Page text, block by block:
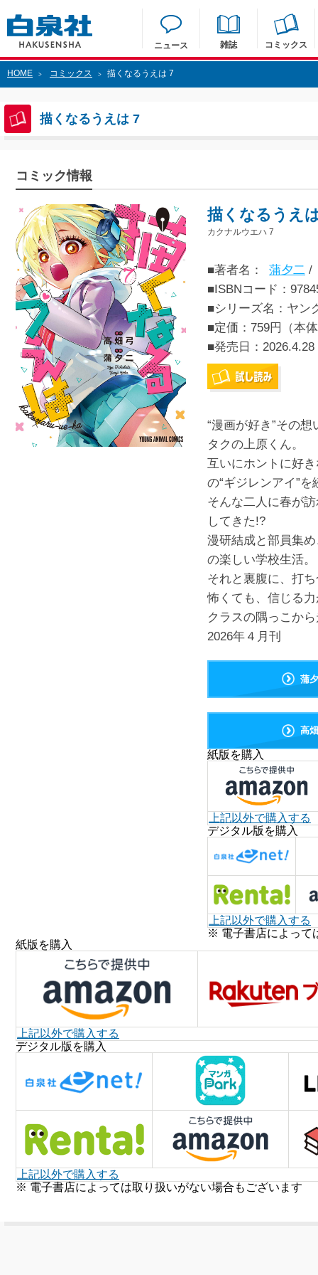
ニュース 雑誌 コミックス
HOME > コミックス > 描くなるうえは 7
描くなるうえは 7
コミック情報
描くなるうえ
カクナルウエハ 7
■著者名： 蒲夕二 /
■ISBNコード：
■シリーズ名：ヤン
■定価：759円（本
■発売日： 2026.4.28
“漫画が好き”その
タクの上原くん。
互いにホントに好
の“ギジレンアイ”
そんな二人に春が
してきた!?
漫研結成と部員集
の楽しい学校生活。
それと裏腹に、打
怖くても、信じる
クラスの隅っこか
2026年４月刊
蒲
高
紙版を購入
上記以外で購入する
デジタル版を購入
上記以外で購入する
※ 電子書店によって
紙版を購入
上記以外で購入する
デジタル版を購入
上記以外で購入する
※ 電子書店によっては取り扱いがない場合もございます